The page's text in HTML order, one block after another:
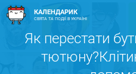
КАЛЕНДАРИК
СВЯТА ТА ПОДІЇ В УКРАЇНІ
Як перестати